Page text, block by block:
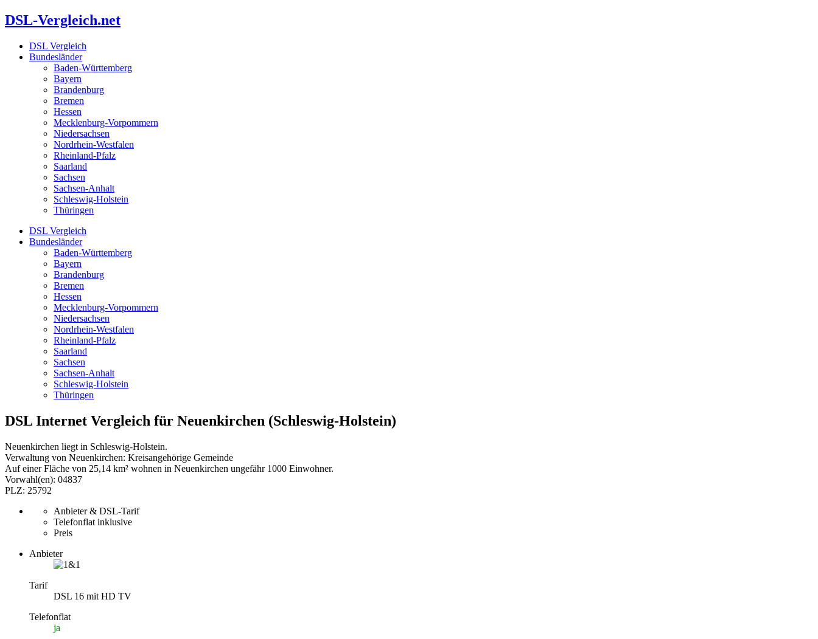
Zum
Inhalt
DSL-Vergleich.net
DSL Vergleich
Bundesländer
Baden-Württemberg
Bayern
Brandenburg
Bremen
Hessen
Mecklenburg-Vorpommern
Niedersachsen
Nordrhein-Westfalen
Rheinland-Pfalz
Saarland
Sachsen
Sachsen-Anhalt
Schleswig-Holstein
Thüringen
DSL Vergleich
Bundesländer
Baden-Württemberg
Bayern
Brandenburg
Bremen
Hessen
Mecklenburg-Vorpommern
Niedersachsen
Nordrhein-Westfalen
Rheinland-Pfalz
Saarland
Sachsen
Sachsen-Anhalt
Schleswig-Holstein
Thüringen
DSL Internet Vergleich für Neuenkirchen (Schleswig-Holstein)
Neuenkirchen liegt in Schleswig-Holstein.
Verwaltung von Neuenkirchen: Kreisangehörige Gemeinde
Auf einer Fläche von 25,14 km² wohnen in Neuenkirchen ungefähr 1000 Einwohner.
Vorwahl(en): 04837
PLZ: 25792
Anbieter & DSL-Tarif
Telefonflat inklusive
Preis
Anbieter
Tarif
DSL 16 mit HD TV
Telefonflat
ja